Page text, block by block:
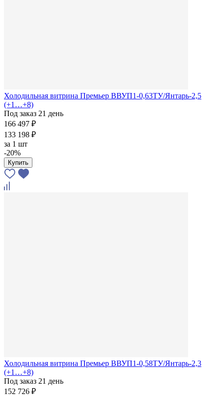
Холодильная витрина Премьер ВВУП1-0,63ТУ/Янтарь-2,5
(+1…+8)
Под заказ 21 день
166 497 ₽
133 198 ₽
за 1 шт
-20%
Купить
Холодильная витрина Премьер ВВУП1-0,58ТУ/Янтарь-2,3
(+1…+8)
Под заказ 21 день
152 726 ₽